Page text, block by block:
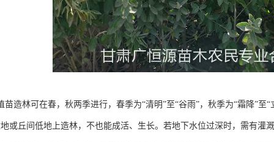
苗造林可在春，秋两季进行，春季为“清明”至“谷雨”，秋季为“霜降”至
或丘间低地上造林，不也能成活、生长。若地下水位过深时，需有灌